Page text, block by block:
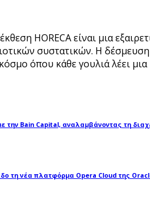
HORECA είναι μια
συστατικών. Η
όπου κάθε γουλιά λέει μια
την Bain Capital, αναλαμβάνοντας τη
τη νέα πλατφόρμα Opera Cloud της